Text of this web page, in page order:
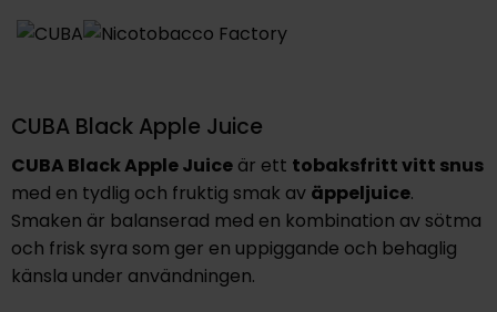
CUBA Black Apple Juice
CUBA Black Apple Juiceär ett tobaksfritt vitt snus
med en tydlig och fruktig smak av äppeljuice.
Smaken är balanserad med en kombination av sötma
och frisk syra som ger en uppiggande och behaglig
känsla under användningen.